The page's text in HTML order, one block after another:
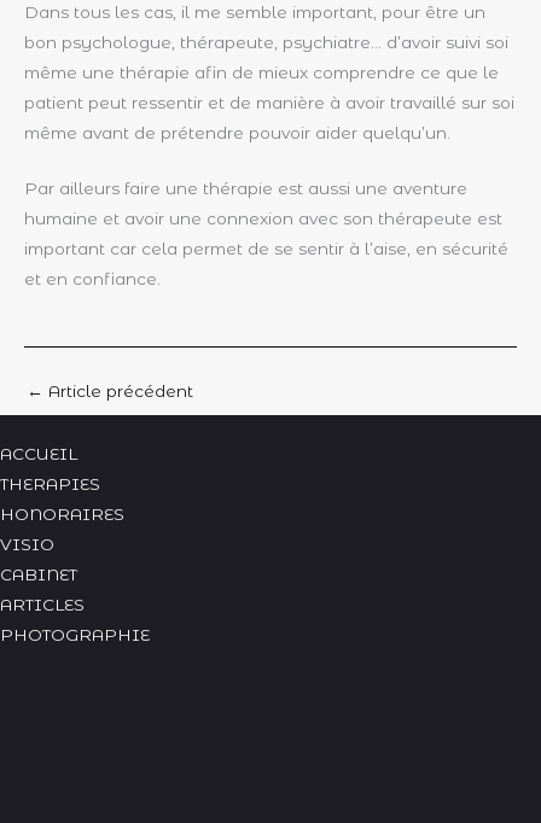
Dans tous les cas, il me semble important, pour être un
bon psychologue, thérapeute, psychiatre… d’avoir suivi soi
même une thérapie afin de mieux comprendre ce que le
patient peut ressentir et de manière à avoir travaillé sur soi
même avant de prétendre pouvoir aider quelqu’un.
Par ailleurs faire une thérapie est aussi une aventure
humaine et avoir une connexion avec son thérapeute est
important car cela permet de se sentir à l’aise, en sécurité
et en confiance.
← Article précédent
ACCUEIL
THERAPIES
HONORAIRES
VISIO
CABINET
ARTICLES
PHOTOGRAPHIE